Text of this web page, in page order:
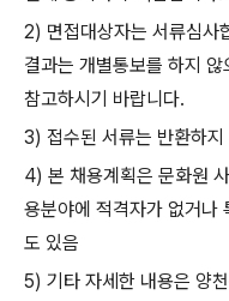
2) 면접대상자는 서류심사
결과는 개별통보를 하지
참고하시기 바랍니다.
3) 접수된 서류는 반환하
4) 본 채용계획은 문화원
용분야에 적격자가 없거나
도 있음
5) 기타 자세한 내용은 양